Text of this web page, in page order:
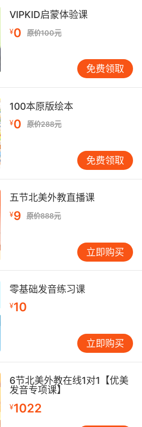
你可以享受老年人折扣
as you put $500 on my
货店账户充500
VIPKID启蒙体验课
¥0 原价100元
免费领取
100本原版绘本
¥0 原价288元
免费领取
五节北美外教直播课
¥9 原价888元
立即购买
零基础发音练习课
¥10
立即购买
6节北美外教在线1对1【优美
发音专项课】
¥1022